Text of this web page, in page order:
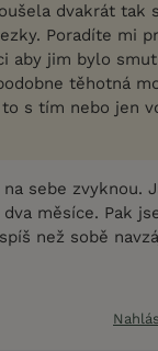
dvakrát tak
Poradíte mi
aby jim bylo
těhotná
s tím nebo jen
sebe zvyknou.
měsíce. Pak
než sobě